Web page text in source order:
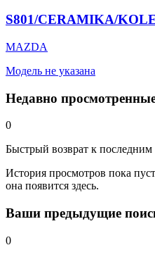
S801/CERAMIKA/
MAZDA
Модель не указана
Недавно
0
Быстрый возврат к
История просмотров пока
она появится здесь.
Ваши предыдущие
0